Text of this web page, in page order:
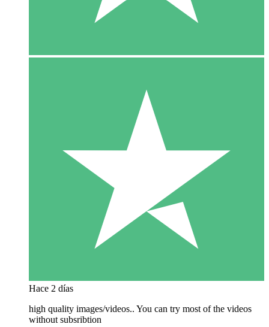
Hace 2 días
high quality images/videos.. You can try most of the videos
without subsribtion